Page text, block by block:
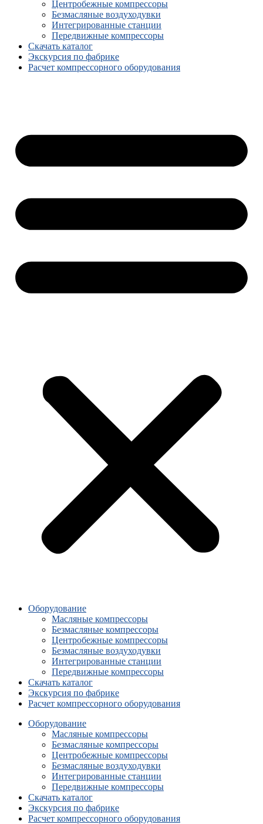
Центробежные компрессоры
Безмасляные воздуходувки
Интегрированные станции
Передвижные компрессоры
Скачать каталог
Экскурсия по фабрике
Расчет компрессорного оборудования
Оборудование
Масляные компрессоры
Безмасляные компрессоры
Центробежные компрессоры
Безмасляные воздуходувки
Интегрированные станции
Передвижные компрессоры
Скачать каталог
Экскурсия по фабрике
Расчет компрессорного оборудования
Оборудование
Масляные компрессоры
Безмасляные компрессоры
Центробежные компрессоры
Безмасляные воздуходувки
Интегрированные станции
Передвижные компрессоры
Скачать каталог
Экскурсия по фабрике
Расчет компрессорного оборудования